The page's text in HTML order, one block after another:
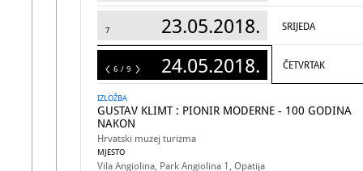
7 23.05.2018. SRIJEDA
9 24.05.2018. ČETVRTAK
6 / 9
IZLOŽBA
GUSTAV KLIMT : PIONIR MODERNE - 100 GODINA
NAKON
Hrvatski muzej turizma
MJESTO
Vila Angiolina, Park Angiolina 1, Opatija